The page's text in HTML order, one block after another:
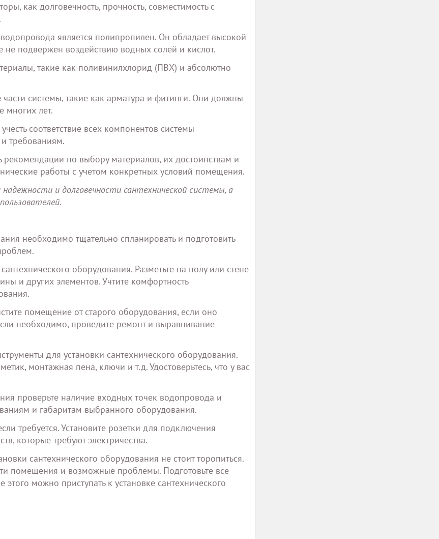
как долговечность, прочность, совместимость с
является полипропилен. Он обладает высокой
не подвержен воздействию водных солей и кислот.
такие как поливинилхлорид (ПВХ) и абсолютно
части системы, такие как арматура и фитинги. Они должны
многих лет.
соответствие всех компонентов системы
требованиям.
по выбору материалов, их достоинствам и
работы с учетом конкретных условий помещения.
и долговечности сантехнической системы, а
необходимо тщательно спланировать и подготовить
оборудования. Разметьте на полу или стене
и других элементов. Учтите комфортность
помещение от старого оборудования, если оно
необходимо, проведите ремонт и выравнивание
для установки сантехнического оборудования.
монтажная пена, ключи и т.д. Удостоверьтесь, что у вас
проверьте наличие входных точек водопровода и
и габаритам выбранного оборудования.
требуется. Установите розетки для подключения
которые требуют электричества.
сантехнического оборудования не стоит торопиться.
помещения и возможные проблемы. Подготовьте все
можно приступать к установке сантехнического